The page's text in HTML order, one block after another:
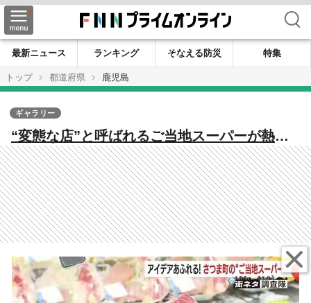
検索
最新ニュース ランキング そなえる防災
特集
トップ
都道府県 鹿児島
“変態な店”と呼ばれるご当地スーパーが熱
い！個性派社長が独自の経営スタイルで切り
開く…新たな可能性【鹿児島発】
ギャラリー